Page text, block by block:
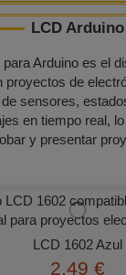
LCD Arduino
para Arduino es el
proyectos de
sensores,
en tiempo real,
y presentar
LCD 1602 Azul
2,49 €